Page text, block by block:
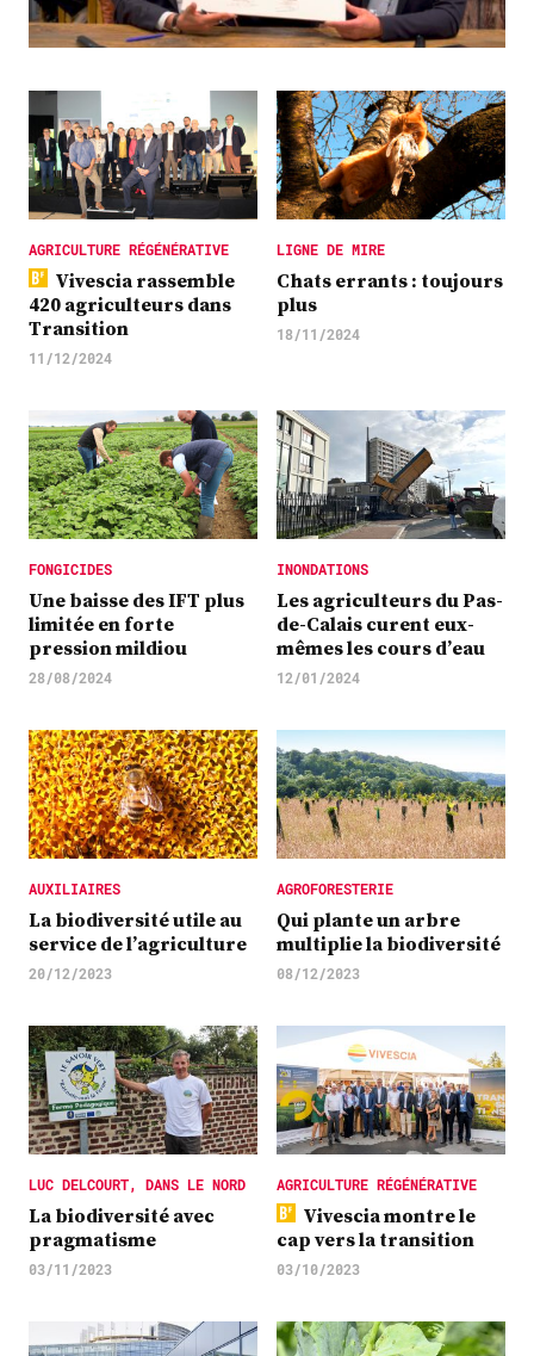
Plus
Abonnez-vous
AGRICULTURE RÉGÉNÉRATIVE
Vivescia rassemble
420 agriculteurs dans
Transition
11/12/2024
LIGNE DE MIRE
Chats errants : toujours
plus
18/11/2024
FONGICIDES
Une baisse des IFT plus
limitée en forte
pression mildiou
28/08/2024
INONDATIONS
Les agriculteurs du Pas-
de-Calais curent eux-
mêmes les cours d’eau
12/01/2024
AUXILIAIRES
La biodiversité utile au
service de l’agriculture
20/12/2023
AGROFORESTERIE
Qui plante un arbre
multiplie la biodiversité
08/12/2023
LUC DELCOURT, DANS LE NORD
La biodiversité avec
pragmatisme
03/11/2023
AGRICULTURE RÉGÉNÉRATIVE
Vivescia montre le
cap vers la transition
03/10/2023